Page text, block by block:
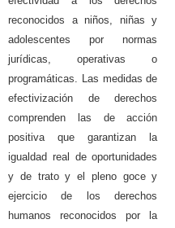
reconocidos a niños, niñas y
adolescentes por normas
jurídicas, operativas o
programáticas. Las medidas de
efectivización de derechos
comprenden las de acción
positiva que garantizan la
igualdad real de oportunidades
y de trato y el pleno goce y
ejercicio de los derechos
humanos reconocidos por la